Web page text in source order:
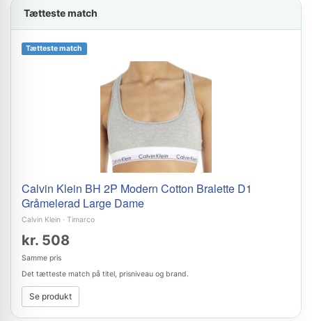
Tætteste match
Tætteste match
Calvin Klein BH 2P Modern Cotton Bralette D1
Gråmelerad Large Dame
Calvin Klein · Timarco
kr. 508
Samme pris
Det tætteste match på titel, prisniveau og brand.
Se produkt